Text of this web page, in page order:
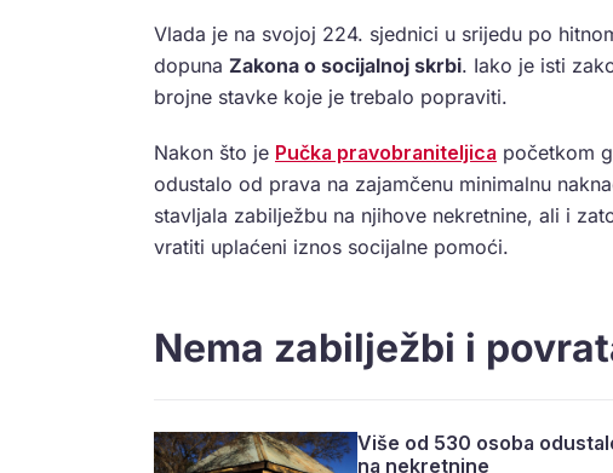
Vlada je na svojoj 224. sjednici u srijedu po
dopuna Zakona o socijalnoj skrbi. Iako je isti
brojne stavke koje je trebalo popraviti.
Nakon što je Pučka pravobraniteljica početkom
odustalo od prava na zajamčenu minimalnu
stavljala zabilježbu na njihove nekretnine, ali i
vratiti uplaćeni iznos socijalne pomoći.
Nema zabilježbi i
Više od 530 osoba
na nekretnine